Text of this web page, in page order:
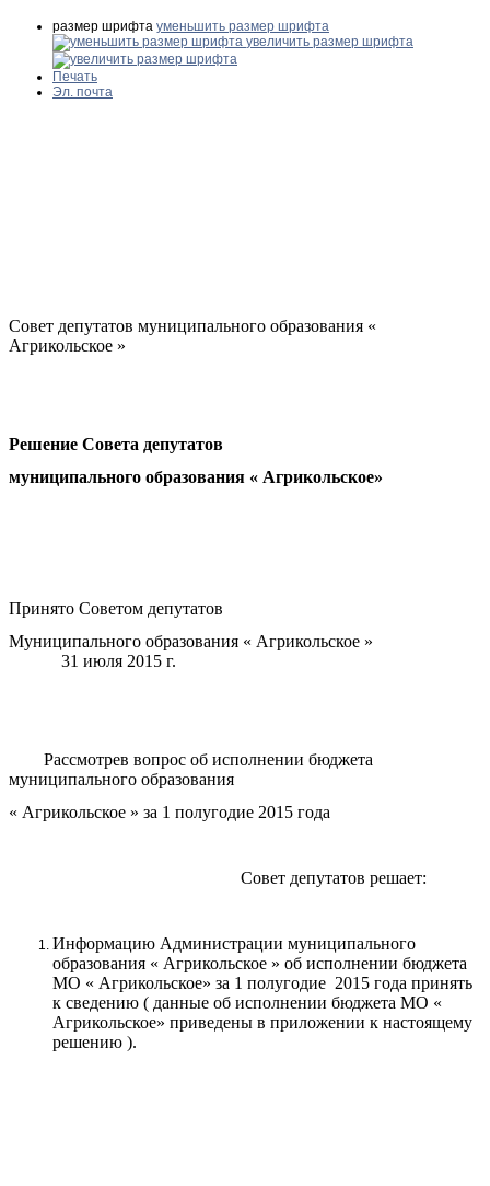
размер шрифта уменьшить размер шрифта
увеличить размер шрифта
Печать
Эл. почта
Совет депутатов муниципального образования «
Агрикольское »
Решение Совета депутатов
муниципального образования « Агрикольское»
Принято Советом депутатов
Муниципального образования « Агрикольское »
31 июля 2015 г.
Рассмотрев вопрос об исполнении бюджета
муниципального образования
« Агрикольское » за 1 полугодие 2015 года
Совет депутатов решает:
Информацию Администрации муниципального
образования « Агрикольское » об исполнении бюджета
МО « Агрикольское» за 1 полугодие 2015 года принять
к сведению ( данные об исполнении бюджета МО «
Агрикольское» приведены в приложении к настоящему
решению ).